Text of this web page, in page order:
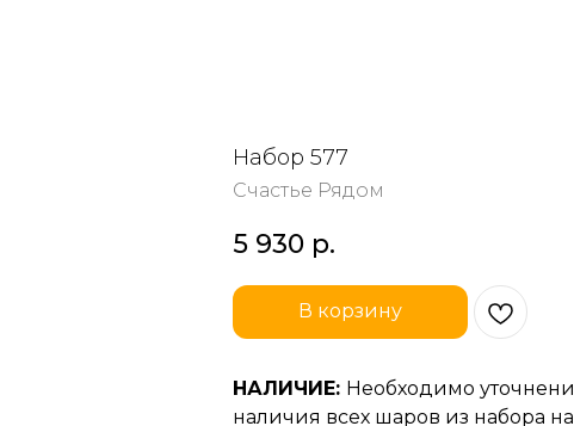
Набор 577
Счастье Рядом
5 930 р.
В корзину
НАЛИЧИЕ: Необходимо
наличия всех шаров из набора